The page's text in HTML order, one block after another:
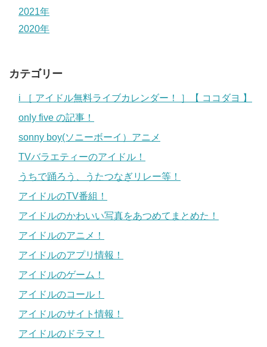
2021年
2020年
カテゴリー
i ［ アイドル無料ライブカレンダー！ ］【 ココダヨ 】
only five の記事！
sonny boy(ソニーボーイ）アニメ
TVバラエティーのアイドル！
うちで踊ろう、うたつなぎリレー等！
アイドルのTV番組！
アイドルのかわいい写真をあつめてまとめた！
アイドルのアニメ！
アイドルのアプリ情報！
アイドルのゲーム！
アイドルのコール！
アイドルのサイト情報！
アイドルのドラマ！